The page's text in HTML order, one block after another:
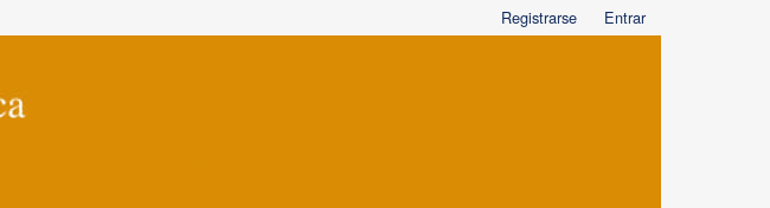
Registrarse Entrar